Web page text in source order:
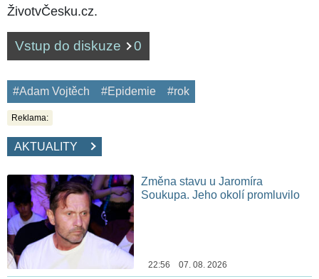
ŽivotvČesku.cz.
Vstup do diskuze 0
#Adam Vojtěch #Epidemie #rok
Reklama:
AKTUALITY
Změna stavu u Jaromíra
Soukupa. Jeho okolí promluvilo
22:56 07. 08. 2026